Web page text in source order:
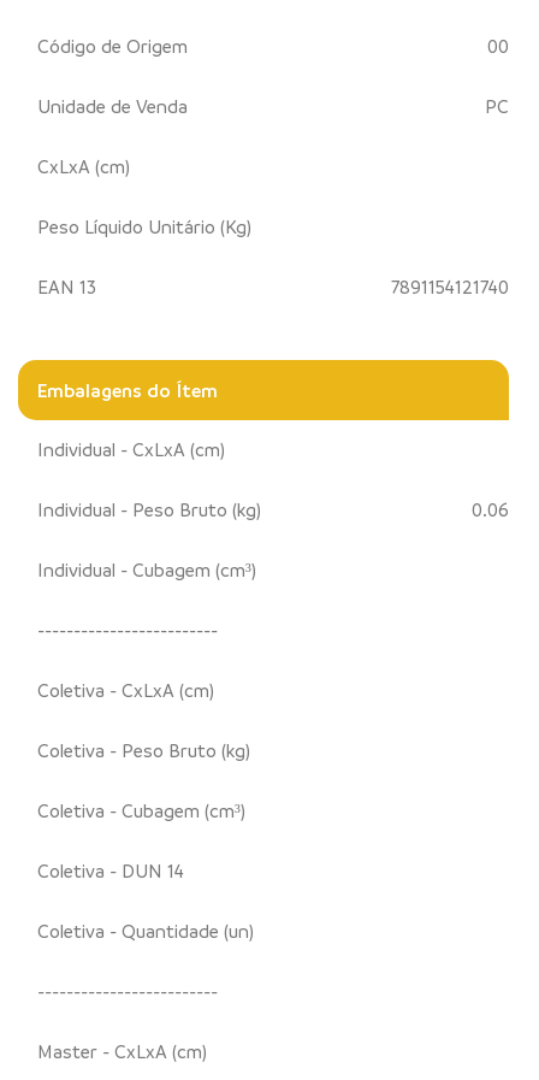
Código de Origem 00
Unidade de Venda PC
CxLxA (cm)
Peso Líquido Unitário (Kg)
EAN 13 7891154121740
Embalagens do Ítem
Individual - CxLxA (cm)
Individual - Peso Bruto (kg) 0.06
Individual - Cubagem (cm³)
-------------------------
Coletiva - CxLxA (cm)
Coletiva - Peso Bruto (kg)
Coletiva - Cubagem (cm³)
Coletiva - DUN 14
Coletiva - Quantidade (un)
-------------------------
Master - CxLxA (cm)